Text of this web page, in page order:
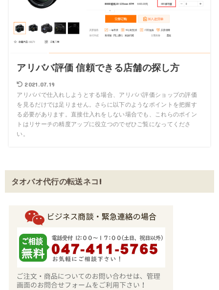
アリババ評価 信頼できる店舗の探し方
2021.07.19
アリババで仕入れしようとする場合、アリババ評価ショップの評価
を見るだけでは足りません。さらに以下のようなポイントを把握す
る必要があります。直接仕入れをしない場合でも、これらのポイン
トはリサーチの精度アップに役立つのでぜひご覧になってくださ
い。
タオバオ代行の転送ネコ!